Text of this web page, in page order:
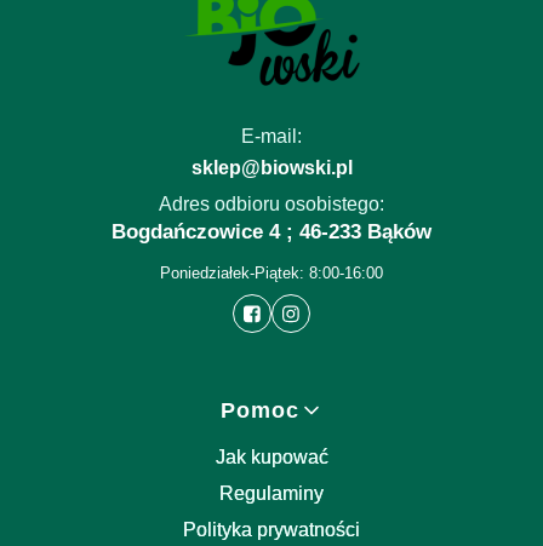
E-mail:
sklep@biowski.pl
Adres odbioru osobistego:
Bogdańczowice 4 ; 46-233 Bąków
Poniedziałek-Piątek: 8:00-16:00
Pomoc
Jak kupować
Regulaminy
Polityka prywatności